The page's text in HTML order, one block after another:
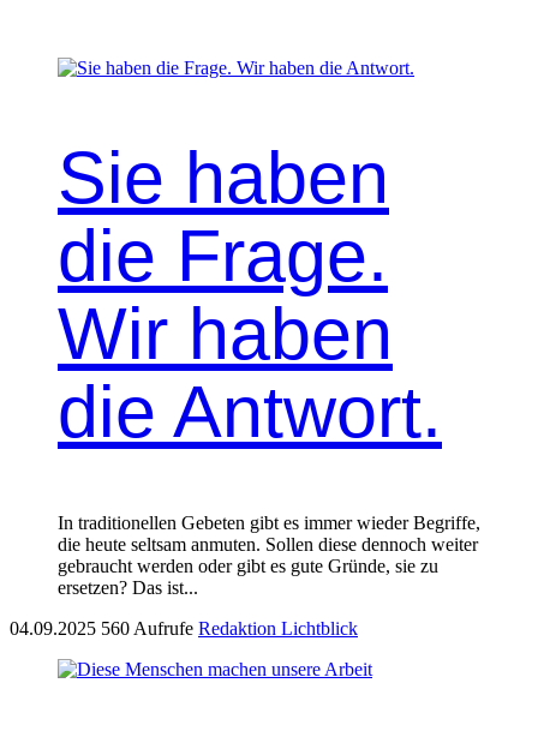
Sie haben
die Frage.​
Wir haben
die Antwort.
In traditionellen Gebeten gibt es immer wieder Begriffe,
die heute seltsam anmuten. Sollen diese dennoch weiter
gebraucht werden oder gibt es gute Gründe, sie zu
ersetzen? Das ist...
04.09.2025 560 Aufrufe Redaktion Lichtblick